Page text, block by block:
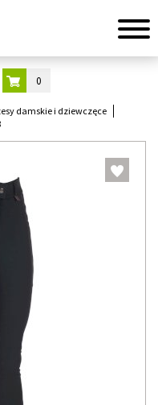
0
damskie i dziewczęce